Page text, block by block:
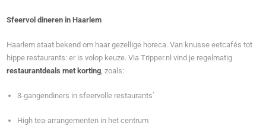
Sfeervol dineren in Haarlem
Haarlem staat bekend om haar gezellige horeca. Van knusse eetcafés tot
hippe restaurants: er is volop keuze. Via Tripper.nl vind je regelmatig
restaurantdeals met korting , zoals:
3-gangendiners in sfeervolle restaurants`
High tea-arrangementen in het centrum